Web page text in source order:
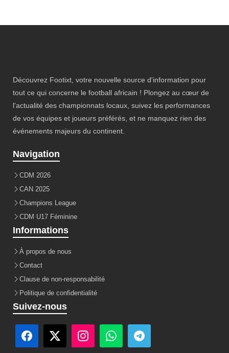
Découvrez Footixt, votre nouvelle source d'information pour
tout ce qui concerne le football africain ! Plongez au cœur de
l'actualité des championnats locaux, suivez les performances
de vos équipes et joueurs préférés, et ne manquez rien des
événements majeurs du continent.
Navigation
CDM 2026
CAN 2025
Champions League
CDM U17 Féminine
Informations
À propos de nous
Contact
Clause de non-responsabilité
Politique de confidentialité
Suivez-nous